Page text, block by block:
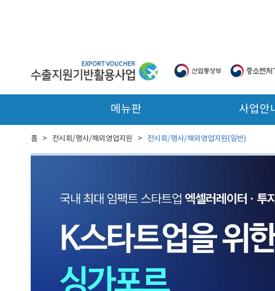
메뉴판 사업안
홈 > 전시회/행사/해외영업지원 > 전시회/행사/해외영업지원(일반)